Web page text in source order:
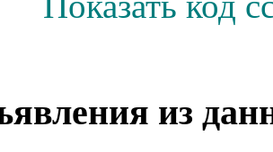
из